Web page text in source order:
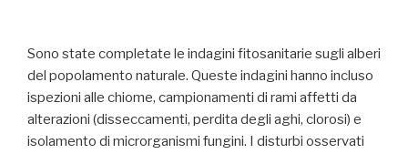
Sono state completate le indagini fitosanitarie sugli alberi
del popolamento naturale. Queste indagini hanno incluso
ispezioni alle chiome, campionamenti di rami affetti da
alterazioni (disseccamenti, perdita degli aghi, clorosi) e
isolamento di microrganismi fungini. I disturbi osservati